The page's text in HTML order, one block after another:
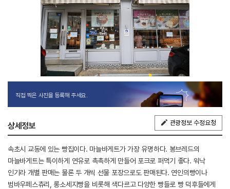
직접 찍은 사진을 등록해 주세요.
상세정보 관광정보 수정요청
속초시 교동에 있는 빵집이다. 마늘바게트가 가장 유명하다. 봉브레드의
마늘바게트는 특이하게 연유로 촉촉하게 만들어 포크로 퍼먹기 좋다. 워낙
인기라 개별 판매는 물론 두 개씩 선물 포장으로도 판매된다. 연인의빵이나
범바우페스츄리, 롱소세지빵을 비롯해 색다르고 다양한 빵들로 빵 덕후들에게